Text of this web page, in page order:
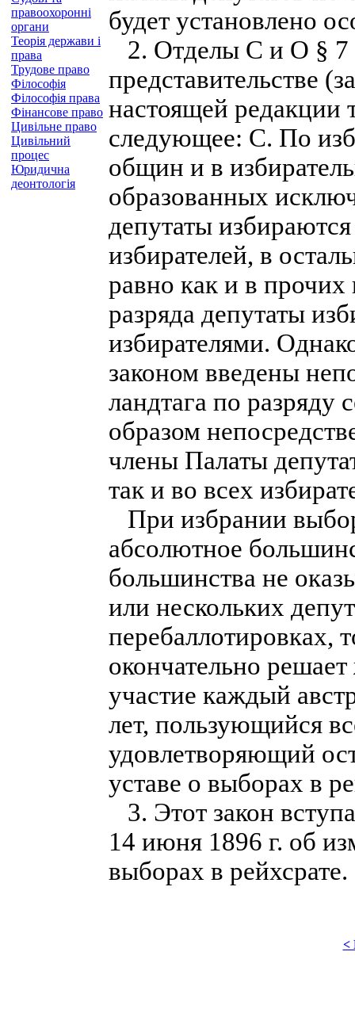
правоохоронні
органи
Теорія держави і
права
Трудове право
Філософія
Філософія права
Фінансове право
Цивільне право
Цивільний
процес
Юридична
деонтологія
будет установлено
2. Отделы С и О § 7
представительстве
настоящей редакции
следующее: С. По
общин и в
образованных
депутаты
избирателей, в
равно как и в
разряда депутаты
избирателями.
законом введены
ландтага по
образом
члены Палаты
так и во всех
При избрании
абсолютное
большинства не
или нескольких
перебаллотировках,
окончательно
участие каждый
лет, пользующийся
удовлетворяющий
уставе о выборах в
3. Этот закон
14 июня 1896 г. об
выборах в рейхсрате.
<